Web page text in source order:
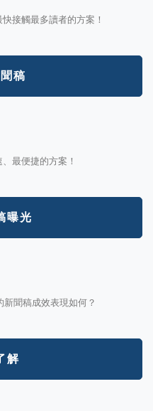
接觸最多讀者的方案！
稿
最便捷的方案！
曝光
聞稿成效表現如何？
解